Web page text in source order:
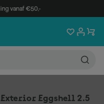
vanaf €50,-
Eggshell 2.5